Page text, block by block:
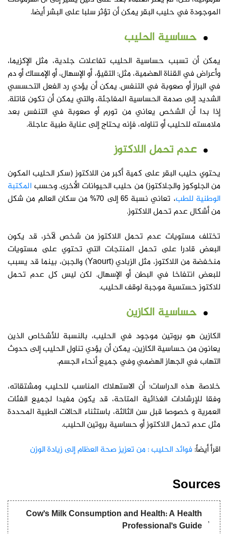
الموجودة في حليب البقر يمكن أن تؤثر سلبا على البشر أيضا.
حساسية الحليب
يمكن أن تسبب حساسية الحليب تفاعلات جلدية، مثل الإكزيما،
وأعراض في القناة الهضمية، مثل: التقيؤ، أو الإسهال، أو الإمساك أو دم
في البراز أو صعوبة في التنفس. يمكن أن يؤدي رد الفعل التحسسي
الشديد إلى صدمة الحساسية المفاجئة، والتي يمكن أن تكون قاتلة.
إذا بدا أن الشخص يعاني من تورم أو صعوبة في التنفس بعد
ملامسته للحليب أو تناوله، فإنه يحتاج إلى عناية طبية عاجلة.
عدم تحمل اللاكتوز
يحتوي حليب البقر على كمية أكبر من اللاكتوز (سكر الحليب المكون
من الجلوكوز والجلاكتوز) من حليب الحيوانات الأخرى. وحسبالمكتبة
الوطنية للطب
، تعاني نسبة 65 إلى 70% من سكان العالم من شكل
من أشكال عدم تحمل اللاكتوز.
تختلف مستويات عدم تحمل اللاكتوز من شخص لآخر، قد يكون
البعض قادرا على تحمل المنتجات التي تحتوي على مستويات
منخفضة من اللاكتوز، مثل الزبادي (Yaourt) والجبن، بينما قد يسبب
للبعض انتفاخا في البطن أو الإسهال. لكن ليس كل عدم تحمل
للاكتوز حستسية موجبة لوقف الحليب.
حساسية الكازين
الكازين هو بروتين موجود في الحليب، بالنسبة للأشخاص الذين
يعانون من حساسية الكازين، يمكن أن يؤدي تناول الحليب إلى حدوث
التهاب في الجهاز الهضمي وفي جميع أنحاء الجسم.
خلاصة هذه الدراسات؛ أن الاستهلاك المناسب للحليب ومشتقاته،
وفقا للإرشادات الغذائية المتاحة، قد يكون مفيدا لجميع الفئات
العمرية و خصوصا قبل سن الثالثة، باستثناء الحالات الطبية المحددة
مثل عدم تحمل اللاكتوز أو حساسية بروتين الحليب.
اقرأ أيضاً:فوائد الحليب : من تعزيز صحة العظام إلى زيادة الوزن
Sources
Cow’s Milk Consumption and Health: A Health
Professional’s Guide